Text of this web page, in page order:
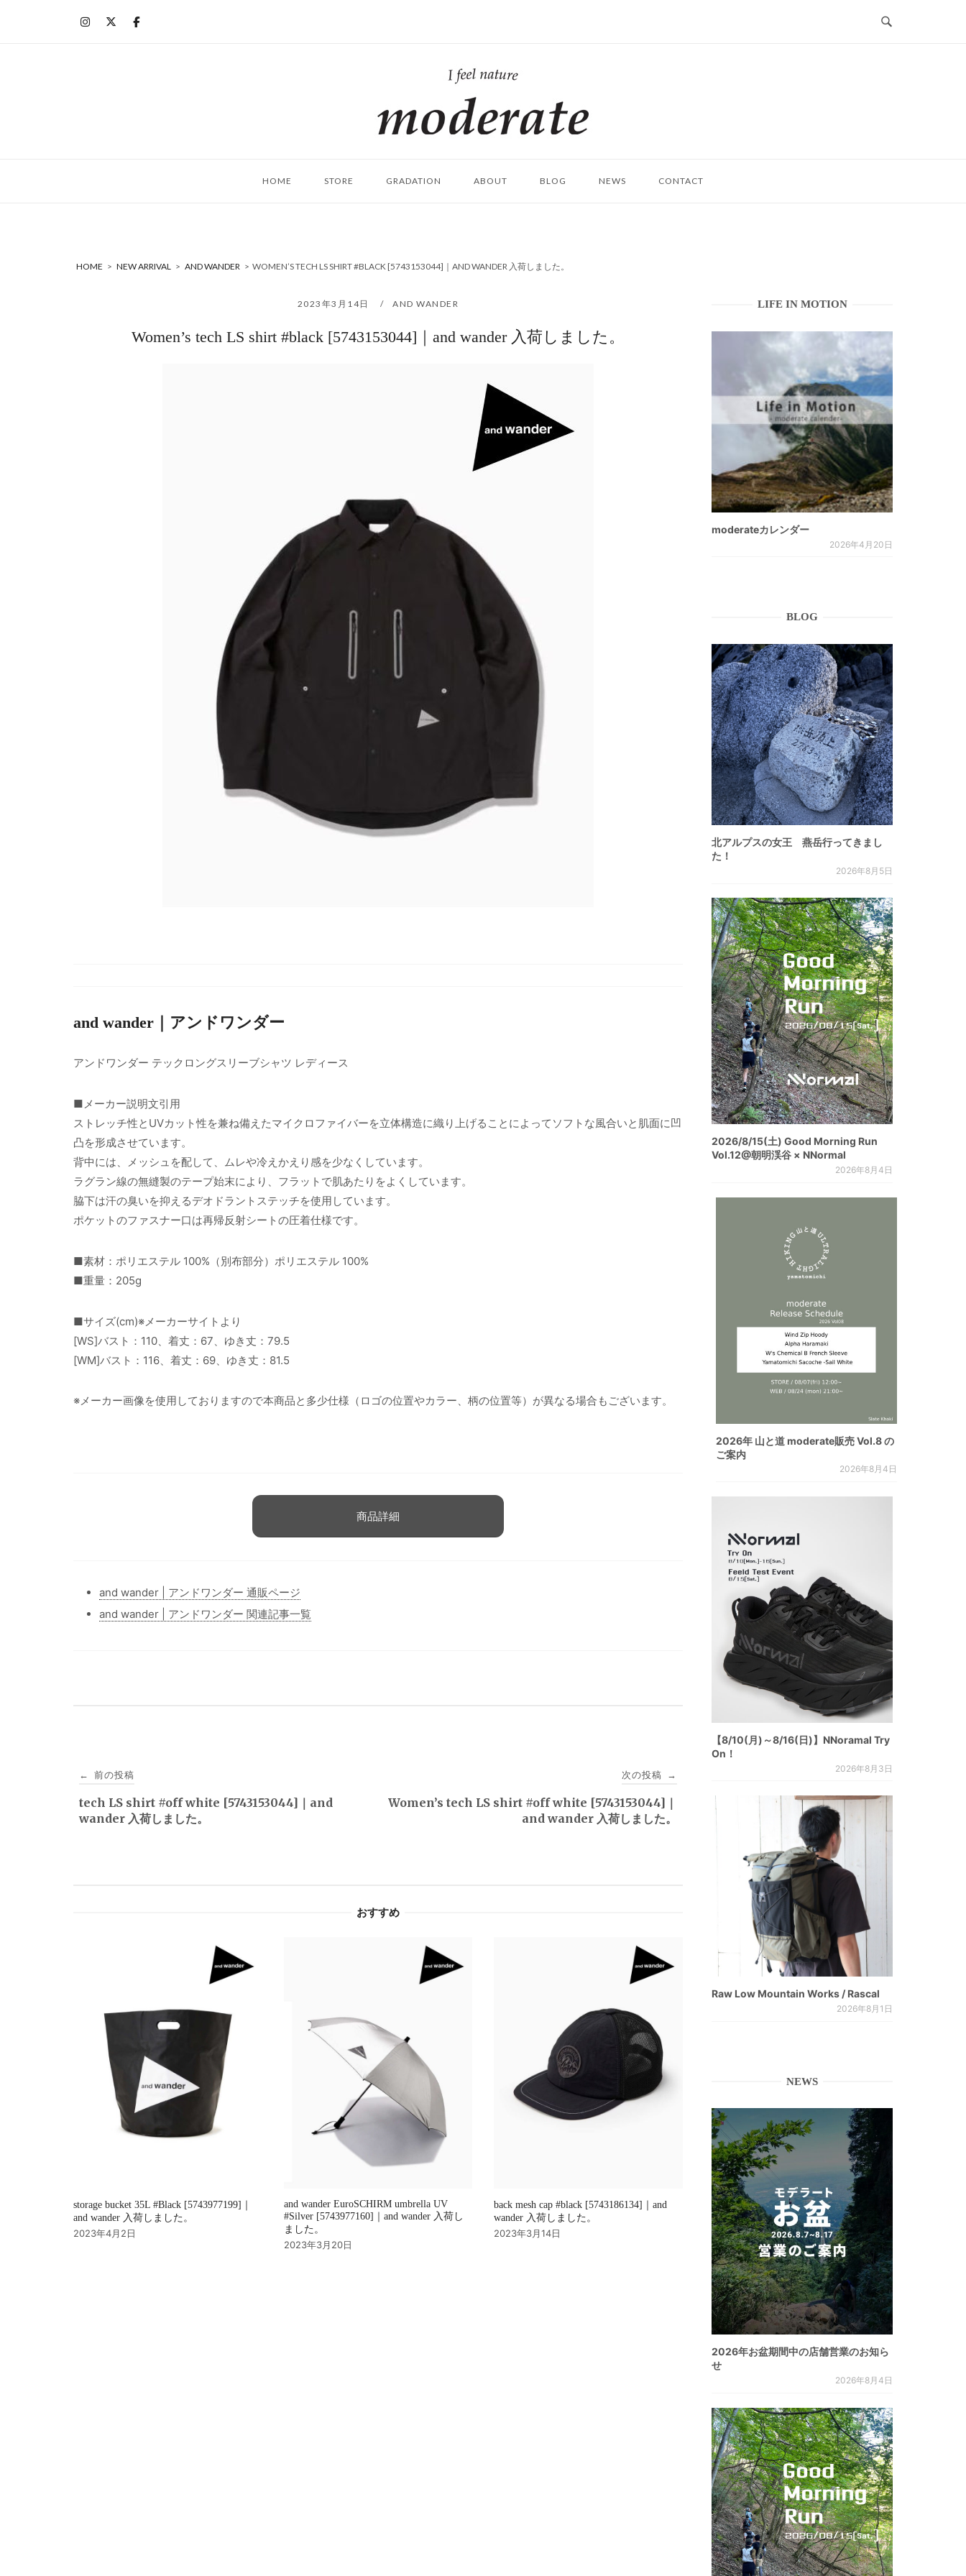
ム
HOME STORE GRADATION ABOUT BLOG NEWS CONTACT
HOME > NEW ARRIVAL > AND WANDER > WOMEN’S TECH LS SHIRT #BLACK [5743153044]｜AND WANDER 入荷しました。
2023年3月14日 AND WANDER
Women’s tech LS shirt #black [5743153044]｜and wander 入荷しました。
and wander｜アンドワンダー
アンドワンダー テックロングスリーブシャツ レディース
■メーカー説明文引用
ストレッチ性とUVカット性を兼ね備えたマイクロファイバーを立体構造に織り上げることによってソフトな風合いと肌面に凹
凸を形成させています。
背中には、メッシュを配して、ムレや冷えかえり感を少なくしています。
ラグラン線の無縫製のテープ始末により、フラットで肌あたりをよくしています。
脇下は汗の臭いを抑えるデオドラントステッチを使用しています。
ポケットのファスナー口は再帰反射シートの圧着仕様です。
■素材：ポリエステル 100%（別布部分）ポリエステル 100%
■重量：205g
■サイズ(cm)※メーカーサイトより
[WS]バスト：110、着丈：67、ゆき丈：79.5
[WM]バスト：116、着丈：69、ゆき丈：81.5
※メーカー画像を使用しておりますので本商品と多少仕様（ロゴの位置やカラー、柄の位置等）が異なる場合もございます。
商品詳細
and wander | アンドワンダー 通販ページ
and wander | アンドワンダー 関連記事一覧
稿
ナ
← 前の投稿
tech LS shirt #off white [5743153044]｜and
wander 入荷しました。
次の投稿 →
Women’s tech LS shirt #off white [5743153044]｜
and wander 入荷しました。
おすすめ
storage bucket 35L #Black [5743977199]｜
and wander 入荷しました。
2023年4月2日
and wander EuroSCHIRM umbrella UV
#Silver [5743977160]｜and wander 入荷し
ました。
2023年3月20日
back mesh cap #black [5743186134]｜and
wander 入荷しました。
2023年3月14日
LIFE IN MOTION
moderateカレンダー
2026年4月20日
BLOG
北アルプスの女王 燕岳行ってきまし
た！
2026年8月5日
2026/8/15(土) Good Morning Run
Vol.12@朝明渓谷 × NNormal
2026年8月4日
2026年 山と道 moderate販売 Vol.8 の
ご案内
2026年8月4日
【8/10(月)～8/16(日)】NNoramal Try
On！
2026年8月3日
Raw Low Mountain Works / Rascal
2026年8月1日
NEWS
2026年お盆期間中の店舗営業のお知ら
せ
2026年8月4日